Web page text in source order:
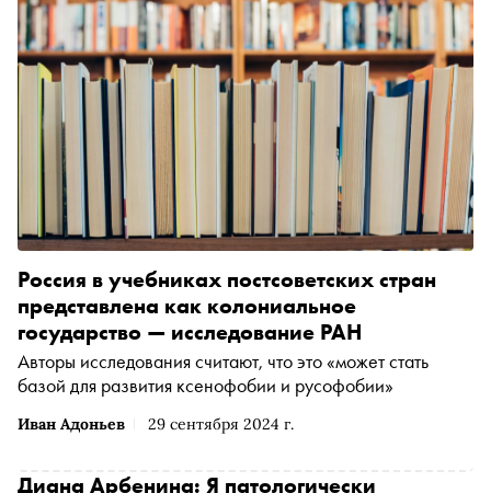
Иван Адоньев 29 сентября 2024 г.
Россия в учебниках постсоветских стран
представлена как колониальное
государство — исследование РАН
Авторы исследования считают, что это «может стать
базой для развития ксенофобии и русофобии»
Диана Арбенина: Я патологически